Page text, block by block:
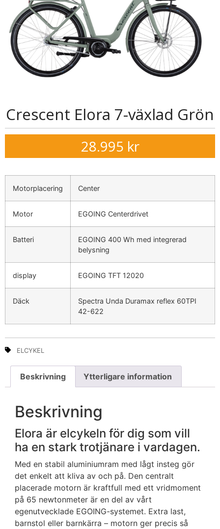
Crescent Elora 7-växlad Grön
28.995 kr
Motorplacering Center
Motor EGOING Centerdrivet
Batteri
EGOING 400 Wh med integrerad
belysning
display EGOING TFT 12020
Däck
Spectra Unda Duramax reflex 60TPI
42-622
ELCYKEL
Beskrivning Ytterligare information
Beskrivning
Elora är elcykeln för dig som vill
ha en stark trotjänare i vardagen.
Med en stabil aluminiumram med lågt insteg gör
det enkelt att kliva av och på. Den centralt
placerade motorn är kraftfull med ett vridmoment
på 65 newtonmeter är en del av vårt
egenutvecklade EGOING-systemet. Extra last,
barnstol eller barnkärra – motorn ger precis så